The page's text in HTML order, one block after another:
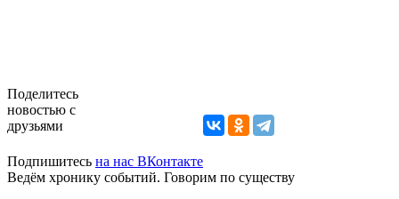
Поделитесь
новостью с
друзьями
Подпишитесь на нас ВКонтакте
Ведём хронику событий. Говорим по существу